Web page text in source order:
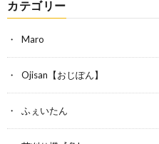
カテゴリー
Maro
Ojisan【おじぽん】
ふぇいたん